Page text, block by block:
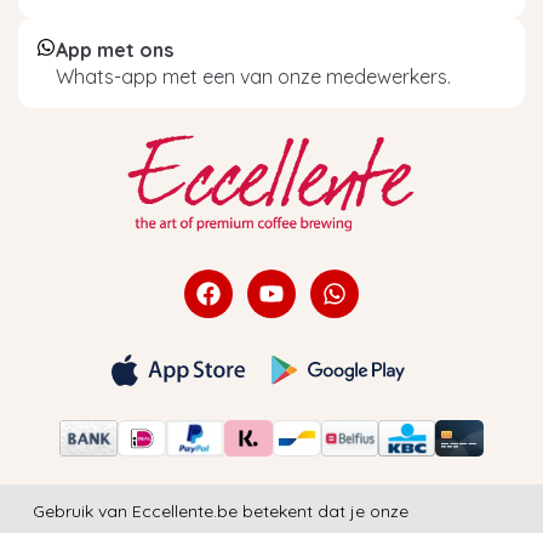
App met ons
Whats-app met een van onze medewerkers.
Gebruik van Eccellente.be betekent dat je onze